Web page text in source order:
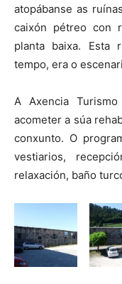
atopábanse as
caixón pétreo con
planta baixa. Esta
tempo, era o
A Axencia
acometer a súa
conxunto. O
vestiarios,
relaxación, baño